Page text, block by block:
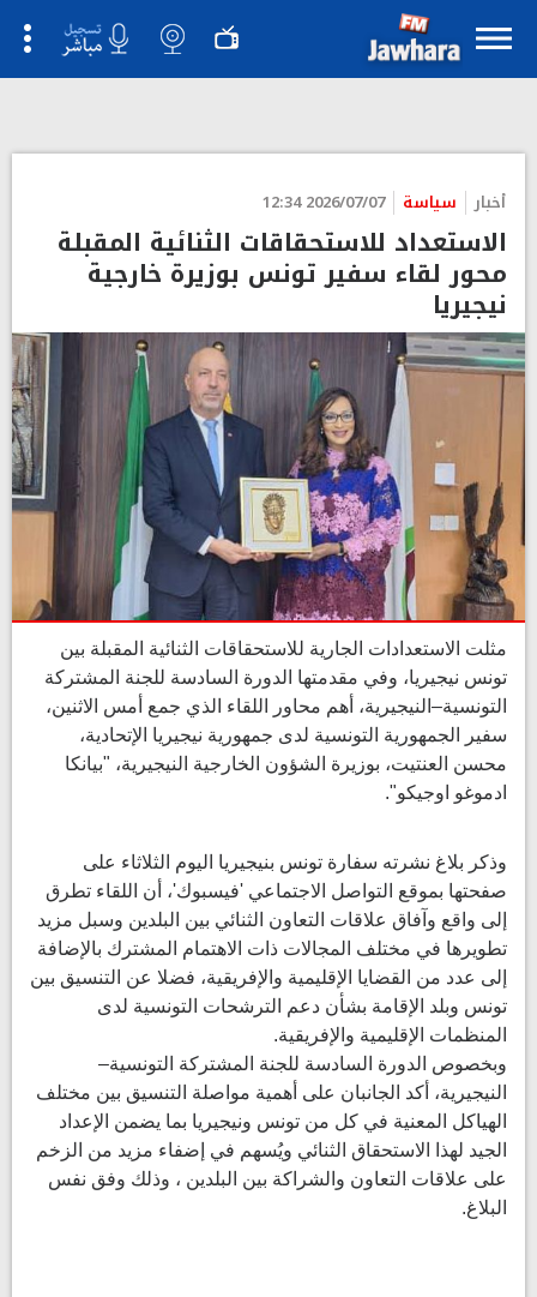
أخبار سياسة 2026/07/07 12:34
الاستعداد للاستحقاقات الثنائية المقبلة
محور لقاء سفير تونس بوزيرة خارجية
نيجيريا
مثلت الاستعدادات الجارية للاستحقاقات الثنائية المقبلة بين
تونس نيجيريا، وفي مقدمتها الدورة السادسة للجنة المشتركة
التونسية–النيجيرية، أهم محاور اللقاء الذي جمع أمس الاثنين،
سفير الجمهورية التونسية لدى جمهورية نيجيريا الإتحادية،
محسن العنتيت، بوزيرة الشؤون الخارجية النيجيرية، "بيانكا
ادموغو اوجيكو".
وذكر بلاغ نشرته سفارة تونس بنيجيريا اليوم الثلاثاء على
صفحتها بموقع التواصل الاجتماعي 'فيسبوك'، أن اللقاء تطرق
إلى واقع وآفاق علاقات التعاون الثنائي بين البلدين وسبل مزيد
تطويرها في مختلف المجالات ذات الاهتمام المشترك بالإضافة
إلى عدد من القضايا الإقليمية والإفريقية، فضلا عن التنسيق بين
تونس وبلد الإقامة بشأن دعم الترشحات التونسية لدى
المنظمات الإقليمية والإفريقية.
وبخصوص الدورة السادسة للجنة المشتركة التونسية–
النيجيرية، أكد الجانبان على أهمية مواصلة التنسيق بين مختلف
الهياكل المعنية في كل من تونس ونيجيريا بما يضمن الإعداد
الجيد لهذا الاستحقاق الثنائي ويُسهم في إضفاء مزيد من الزخم
على علاقات التعاون والشراكة بين البلدين ، وذلك وفق نفس
البلاغ.